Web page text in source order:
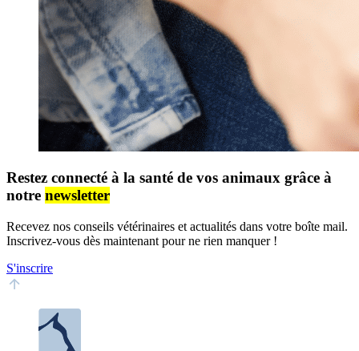
Restez connecté à la santé de vos animaux grâce à
notre newsletter
Recevez nos conseils vétérinaires et actualités dans votre boîte mail.
Inscrivez-vous dès maintenant pour ne rien manquer !
S'inscrire